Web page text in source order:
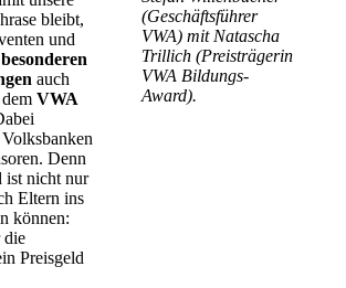
bleibt,
und
besonderen
auch
VWA
Denn
ist nicht nur
Eltern ins
können:
die
Preisgeld
(Geschäftsführer
VWA) mit Natascha
Trillich (Preisträgerin
VWA Bildungs-
Award).